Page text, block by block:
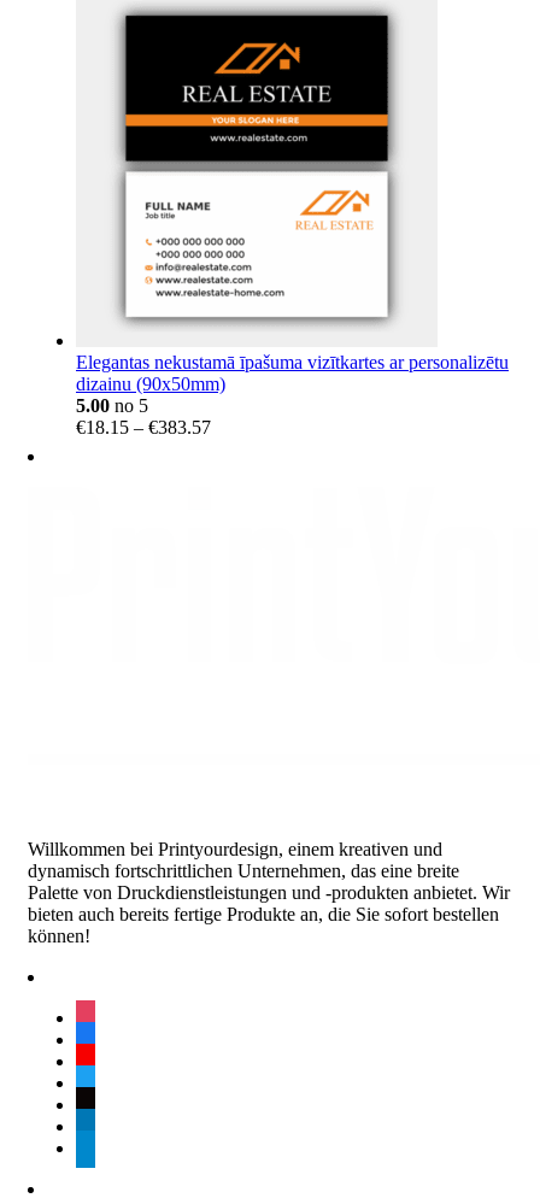
€34.99
through
€40.99
Elegantas nekustamā īpašuma vizītkartes ar personalizētu
dizainu (90x50mm)
5.00 no 5
€18.15 – €383.57Price
Willkommen bei Printyourdesign, einem kreativen und
dynamisch fortschrittlichen Unternehmen, das eine breite
Palette von Druckdienstleistungen und -produkten anbietet. Wir
bieten auch bereits fertige Produkte an, die Sie sofort bestellen
können!